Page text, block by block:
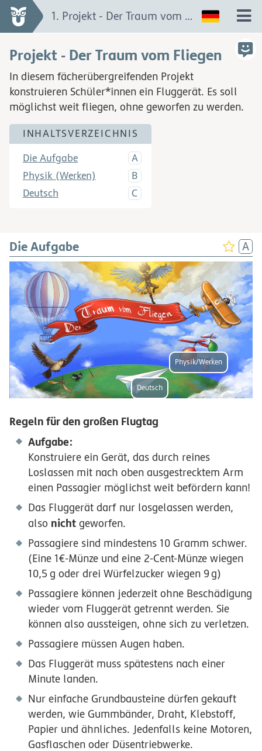
Projekt - Der Traum vom Fliegen
In diesem fächerübergreifenden Projekt
konstruieren Schüler*innen ein Fluggerät. Es soll
möglichst weit fliegen, ohne geworfen zu werden.
INHALTSVERZEICHNIS
Die Aufgabe
Physik (Werken)
Deutsch
Die Aufgabe
Physik/Werken
Deutsch
Regeln für den großen Flugtag
Aufgabe:
Konstruiere ein Gerät, das durch reines
Loslassen mit nach oben ausgestrecktem Arm
einen Passagier möglichst weit befördern kann!
Das Fluggerät darf nur losgelassen werden,
also nicht geworfen.
Passagiere sind mindestens 10 Gramm schwer.
(Eine 1€-Münze und eine 2-Cent-Münze wiegen
10,5 g oder drei Würfelzucker wiegen 9g)
Passagiere können jederzeit ohne Beschädigung
wieder vom Fluggerät getrennt werden. Sie
können also aussteigen, ohne sich zu verletzen.
Passagiere müssen Augen haben.
Das Fluggerät muss spätestens nach einer
Minute landen.
Nur einfache Grundbausteine dürfen gekauft
werden, wie Gummbänder, Draht, Klebstoff,
Papier und ähnliches. Jedenfalls keine Motoren,
Gasflaschen oder Düsentriebwerke.
1. Projekt - Der Traum vom Fliegen